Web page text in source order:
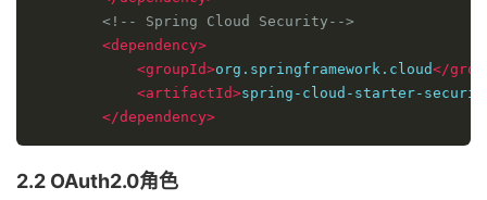
<!-- Spring Cloud Security-->
<dependency>
<groupId>org.springframework.cloud</
<artifactId>spring-cloud-starter-
</dependency>
2.2 OAuth2.0角色